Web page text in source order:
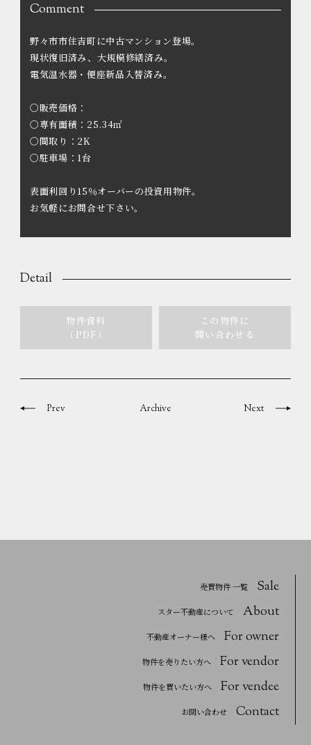
Comment
野々市市住吉町に中古マンション登場。
現状復旧済み、大規模修繕済み。
電気温水器・便座新品入替済み。
〇販売価格：
〇専有面積：25.34㎡
〇間取り：2K
〇駐車場：1台
表面利回り15％オーバーの投資用物件。
お気軽にお問合せ下さい。
Detail
物件資料
（PDF）
この物件に
問い合わせる
Prev Archive Next
売買物件 一覧 Sale
スター不動産について About
不動産オーナー様へ For owner
物件を売りたい方へ For vendor
物件を買いたい方へ For vendee
お問い合わせ Contact